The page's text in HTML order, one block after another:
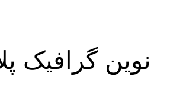
نوین گرافیک